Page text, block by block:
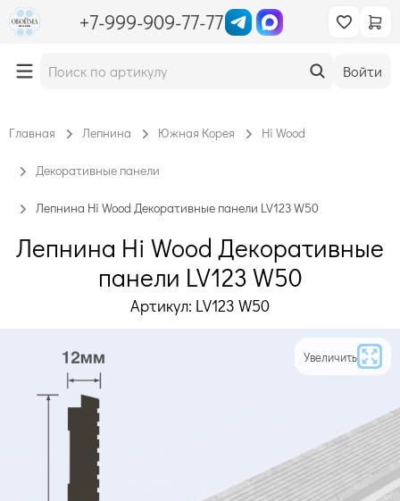
+7-999-909-77-77
Войти
Главная Лепнина Южная Корея Hi Wood
Декоративные панели
Лепнина Hi Wood Декоративные панели LV123 W50
Лепнина Hi Wood Декоративные
панели LV123 W50
Артикул: LV123 W50
Увеличить